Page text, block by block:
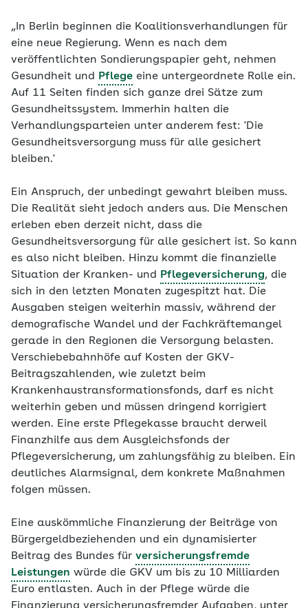
„In Berlin beginnen die Koalitionsverhandlungen für
eine neue Regierung. Wenn es nach dem
veröffentlichten Sondierungspapier geht, nehmen
Gesundheit und
Pflege eine untergeordnete Rolle ein.
Auf 11 Seiten finden sich ganze drei Sätze zum
Gesundheitssystem. Immerhin halten die
Verhandlungsparteien unter anderem fest: 'Die
Gesundheitsversorgung muss für alle gesichert
bleiben.'
Ein Anspruch, der unbedingt gewahrt bleiben muss.
Die Realität sieht jedoch anders aus. Die Menschen
erleben eben derzeit nicht, dass die
Gesundheitsversorgung für alle gesichert ist. So kann
es also nicht bleiben. Hinzu kommt die finanzielle
Situation der Kranken- und
Pflegeversicherung, die
sich in den letzten Monaten zugespitzt hat. Die
Ausgaben steigen weiterhin massiv, während der
demografische Wandel und der Fachkräftemangel
gerade in den Regionen die Versorgung belasten.
Verschiebebahnhöfe auf Kosten der GKV-
Beitragszahlenden, wie zuletzt beim
Krankenhaustransformationsfonds, darf es nicht
weiterhin geben und müssen dringend korrigiert
werden. Eine erste Pflegekasse braucht derweil
Finanzhilfe aus dem Ausgleichsfonds der
Pflegeversicherung, um zahlungsfähig zu bleiben. Ein
deutliches Alarmsignal, dem konkrete Maßnahmen
folgen müssen.
Eine auskömmliche Finanzierung der Beiträge von
Bürgergeldbeziehenden und ein dynamisierter
Beitrag des Bundes für versicherungsfremde
Leistungen würde die GKV um bis zu 10 Milliarden
Euro entlasten. Auch in der Pflege würde die
Finanzierung versicherungsfremder Aufgaben, unter